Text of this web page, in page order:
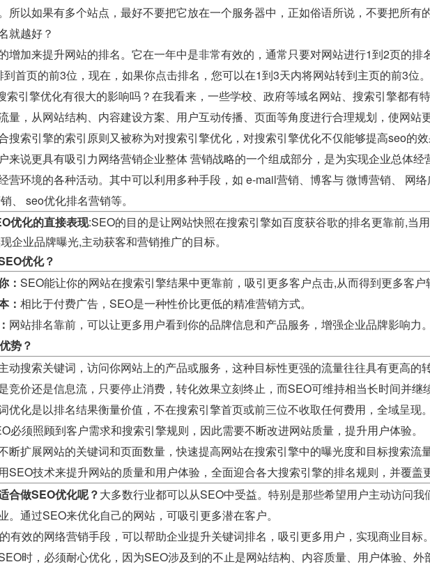
所以如果有多个站点，最好不要把它放在一个服务器中，正如俗语所说，不要把所有
就越好？
增加来提升网站的排名。它在一年中是非常有效的，通常只要对网站进行1到2页的排
首页的前3位，现在，如果你点击排名，您可以在1到3天内将网站转到主页的前3位。
索引擎优化有很大的影响吗？在我看来，一些学校、政府等域名网站、搜索引擎都有
量，从网站结构、内容建设方案、用户互动传播、页面等角度进行合理规划，使网站
搜索引擎的索引原则又被称为对搜索引擎优化，对搜索引擎优化不仅能够提高seo的
来说更具有吸引力网络营销企业整体 营销战略的一个组成部分，是为实现企业总体
营环境的各种活动。其中可以利用多种手段，如 e-mail营销、博客与 微博营销、 网
、 seo优化排名营销等。
优化的直接表现:SEO的目的是让网站快照在搜索引擎如百度获谷歌的排名更靠前,当
企业品牌曝光,主动获客和营销推广的目标。
优化？
： SEO能让你的网站在搜索引擎结果中更靠前，吸引更多客户点击,从而得到更多客户
： 相比于付费广告，SEO是一种性价比更低的精准营销方式。
网站排名靠前，可以让更多用户看到你的品牌信息和产品服务，增强企业品牌影响力。
势？
动搜索关键词，访问你网站上的产品或服务，这种目标性更强的流量往往具有更高的转
竞价还是信息流，只要停止消费，转化效果立刻终止，而SEO可维持相当长时间并继
优化是以排名结果衡量价值，不在搜索引擎首页或前三位不收取任何费用，全域呈现。
必须照顾到客户需求和搜索引擎规则，因此需要不断改进网站质量，提升用户体验。
断扩展网站的关键词和页面数量，快速提高网站在搜索引擎中的曝光度和目标搜索流量
SEO技术来提升网站的质量和用户体验，全面迎合各大搜索引擎的排名规则，并覆盖
合做SEO优化呢？大多数行业都可以从SEO中受益。特别是那些希望用户主动访问
。通过SEO来优化自己的网站，可吸引更多潜在客户。
有效的网络营销手段，可以帮助企业提升关键词排名，吸引更多用户，实现商业目标
时，必须耐心优化，因为SEO涉及到的不止是网站结构、内容质量、用户体验、